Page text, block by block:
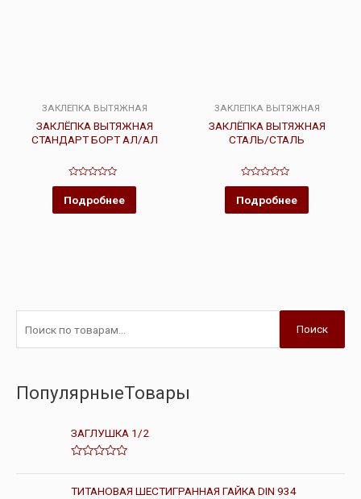
ЗАКЛЕПКА ВЫТЯЖНАЯ
ЗАКЛЁПКА ВЫТЯЖНАЯ
СТАНДАРТ БОРТ АЛ/АЛ
Оценка
из
Подробнее
ЗАКЛЕПКА ВЫТЯЖНАЯ
ЗАКЛЁПКА ВЫТЯЖНАЯ
СТАЛЬ/СТАЛЬ
Оценка
из
Подробнее
Поиск
ПопулярныеТовары
ЗАГЛУШКА 1/2
ц
е
ТИТАНОВАЯ ШЕСТИГРАННАЯ ГАЙКА DIN 934